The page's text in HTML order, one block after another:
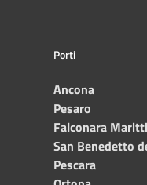
Porti
Ancona
Pesaro
Falconara
San Benedetto
Pescara